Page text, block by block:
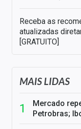
Receba as
atualizadas
[GRATUITO]
MAIS LIDAS
Mercado
Petrobras;